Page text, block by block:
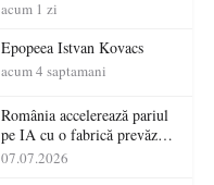
distracție la sloturi online:
RTP?
acum 1 zi
Epopeea Istvan Kovacs
acum 4 saptamani
România accelerează pariul
pe IA cu o fabrică prevăzută
pentru 2027
07.07.2026